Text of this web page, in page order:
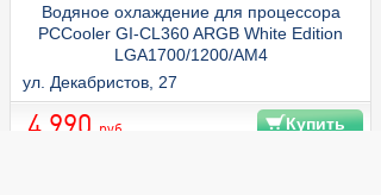
Водяное охлаждение для процессора
PCCooler GI-CL360 ARGB White Edition
LGA1700/1200/AM4
ул. Декабристов, 27
4 990 руб. Купить